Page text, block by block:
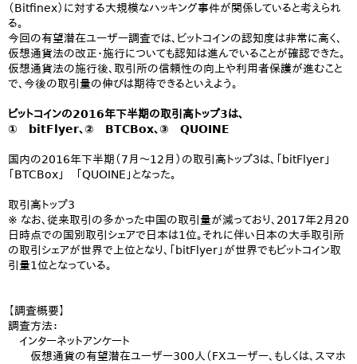
（Bitfinex）に対する大規模なハッキング事件が関係していると考えられ
る。
今回の有望潜在ユーザー調査では、ビットコインの認知度は非常に高く、
仮想通貨法の改正・施行についても認知は進んでいることが確認できた。
仮想通貨法の施行後、取引所の信頼性の向上や利用者保護が進むこと
で、今後の取引量の伸びは期待できるといえよう。
ビットコインの2016年下半期の取引高トップ3は、
① bitFlyer、② BTCBox、③ QUOINE
国内の2016年下半期（7月～12月）の取引高トップ３は、「bitFlyer」
「BTCBox」 「QUOINE」となった。
取引高トップ3
※ なお、従来取引の多かった中国の取引量が減っており、2017年2月20
日時点での国別取引シェアで日本は1位。それに伴い日本の大手取引所
の取引シェアが世界で上位となり、「bitFlyer」が世界でもビットコイン取
引量1位となっている。
【調査概要】
調査方法：
インターネットアンケート
仮想通貨の有望潜在ユーザー300人（FXユーザー、もしくは、スマホ